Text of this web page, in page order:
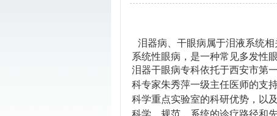
泪器病、干眼病属于泪液系统
系统性眼病，是一种常见多发性眼
泪器干眼病专科依托于西安市第
科专家朱秀萍一级主任医师的支
科学重点实验室的科研优势，以